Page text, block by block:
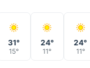
24°
11°
24°
11°
31°
15°